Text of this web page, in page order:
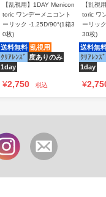
【乱視用】1DAY Menicon
toric ワンデーメニコント
ーリック -1.25D/90°(1箱3
0枚)
送料無料 乱視用
ｸﾘｱﾚﾝｽﾞ 度ありのみ
1day
¥2,750 税込
【乱視
toric ワ
ーリッ
30枚)
送料無
ｸﾘｱﾚﾝｽﾞ
1day
¥